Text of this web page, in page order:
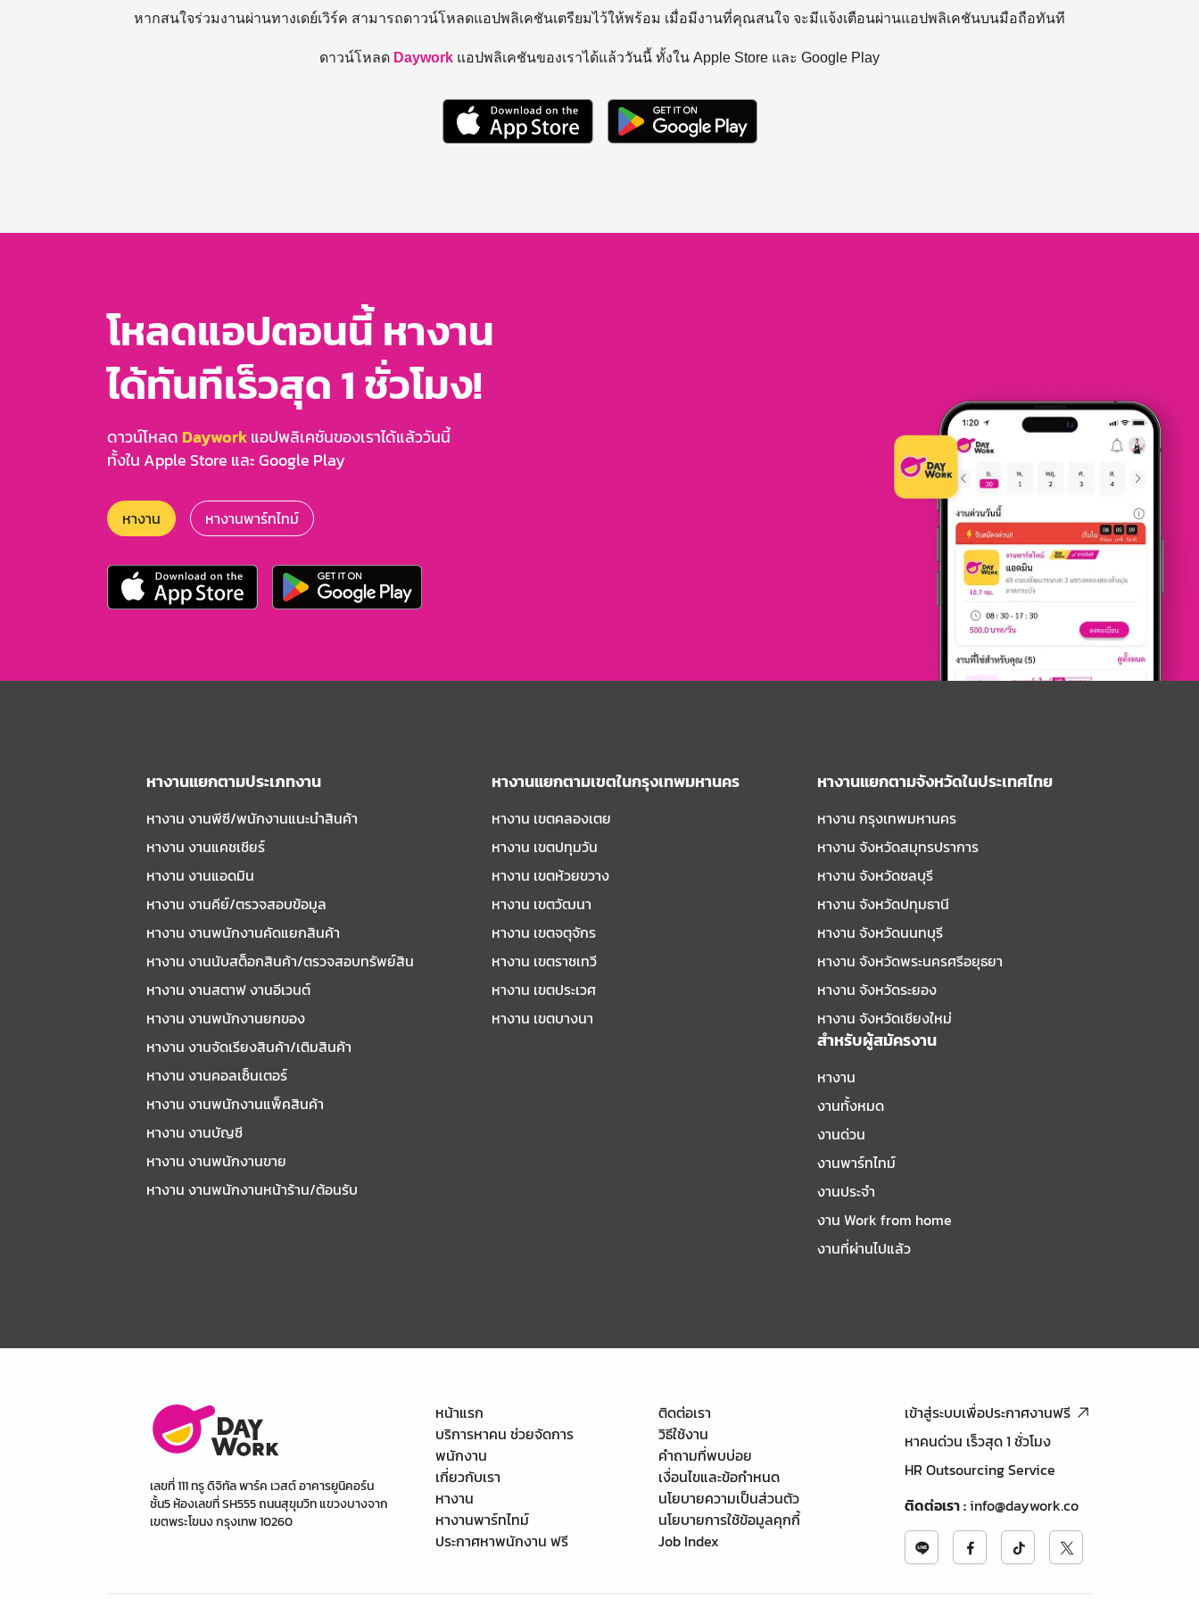
หากสนใจร่วมงานผ่านทางเดย์เวิร์ค สามารถดาวน์โหลดแอปพลิเคชันเตรียมไว้ให้พร้อม เมื่อมีงานที่คุณสนใจ จะมีแจ้งเตือนผ่านแอปพลิเคชันบนมือถือทันที
ดาวน์โหลด Daywork แอปพลิเคชันของเราได้แล้ววันนี้ ทั้งใน Apple Store และ Google Play
โหลดแอปตอนนี้ หางาน
ได้ทันทีเร็วสุด 1 ชั่วโมง!
ดาวน์โหลด Dayworkแอปพลิเคชันของเราได้แล้ววันนี้
ทั้งใน Apple Store และ Google Play
หางาน หางานพาร์ทไทม์
หางานแยกตามประเภทงาน
หางาน งานพีซี/พนักงานแนะนําสินค้า
หางาน งานแคชเชียร์
หางาน งานแอดมิน
หางาน งานคีย์/ตรวจสอบข้อมูล
หางาน งานพนักงานคัดแยกสินค้า
หางาน งานนับสต็อกสินค้า/ตรวจสอบทรัพย์สิน
หางาน งานสตาฟ งานอีเวนต์
หางาน งานพนักงานยกของ
หางาน งานจัดเรียงสินค้า/เติมสินค้า
หางาน งานคอลเซ็นเตอร์
หางาน งานพนักงานแพ็คสินค้า
หางาน งานบัญชี
หางาน งานพนักงานขาย
หางาน งานพนักงานหน้าร้าน/ต้อนรับ
หางานแยกตามเขตในกรุงเทพมหานคร
หางาน เขตคลองเตย
หางาน เขตปทุมวัน
หางาน เขตห้วยขวาง
หางาน เขตวัฒนา
หางาน เขตจตุจักร
หางาน เขตราชเทวี
หางาน เขตประเวศ
หางาน เขตบางนา
หางานแยกตามจังหวัดในประเทศไทย
หางาน กรุงเทพมหานคร
หางาน จังหวัดสมุทรปราการ
หางาน จังหวัดชลบุรี
หางาน จังหวัดปทุมธานี
หางาน จังหวัดนนทบุรี
หางาน จังหวัดพระนครศรีอยุธยา
หางาน จังหวัดระยอง
หางาน จังหวัดเชียงใหม่
สำหรับผู้สมัครงาน
หางาน
งานทั้งหมด
งานด่วน
งานพาร์ทไทม์
งานประจำ
งาน Work from home
งานที่ผ่านไปแล้ว
เลขที่ 111 ทรู ดิจิทัล พาร์ค เวสต์ อาคารยูนิคอร์น
ชั้น5 ห้องเลขที่ SH555 ถนนสุขุมวิท แขวงบางจาก
เขตพระโขนง กรุงเทพ 10260
หน้าแรก
บริการหาคน ช่วยจัดการ
พนักงาน
เกี่ยวกับเรา
หางาน
หางานพาร์ทไทม์
ประกาศหาพนักงาน ฟรี
ติดต่อเรา
วิธีใช้งาน
คำถามที่พบบ่อย
เงื่อนไขและข้อกำหนด
นโยบายความเป็นส่วนตัว
นโยบายการใช้ข้อมูลคุกกี้
Job Index
เข้าสู่ระบบเพื่อประกาศงานฟรี
หาคนด่วน เร็วสุด 1 ชั่วโมง
HR Outsourcing Service
ติดต่อเรา:info@daywork.co